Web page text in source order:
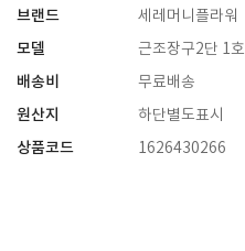
브랜드 세레머니플라워
모델 근조장구2단 1호
배송비 무료배송
원산지 하단별도표시
상품코드 1626430266